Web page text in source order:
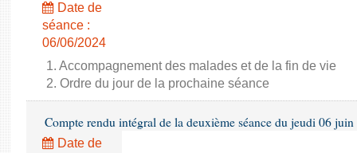
Date de
séance :
06/06/2024
1. Accompagnement des malades et de la fin de vie
2. Ordre du jour de la prochaine séance
Compte rendu intégral de la deuxième séance du jeudi 06
Date de